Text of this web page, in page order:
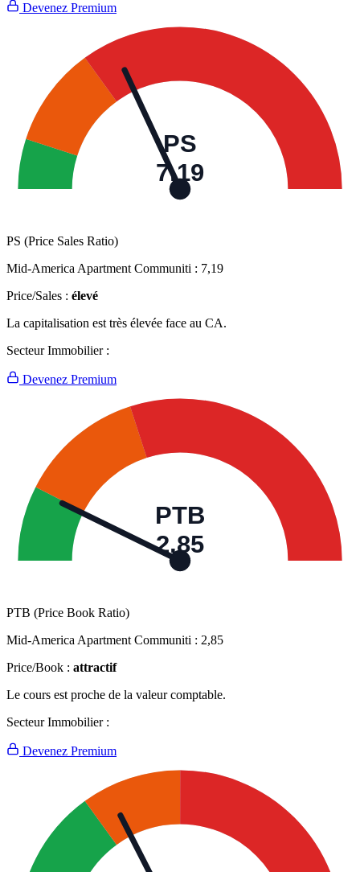
Devenez Premium
PS
7,19
PS (Price Sales Ratio)
Mid-America Apartment Communiti : 7,19
Price/Sales : élevé
La capitalisation est très élevée face au CA.
Secteur Immobilier :
Devenez Premium
PTB
2,85
PTB (Price Book Ratio)
Mid-America Apartment Communiti : 2,85
Price/Book : attractif
Le cours est proche de la valeur comptable.
Secteur Immobilier :
Devenez Premium